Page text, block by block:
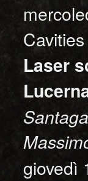
Laser
giovedì